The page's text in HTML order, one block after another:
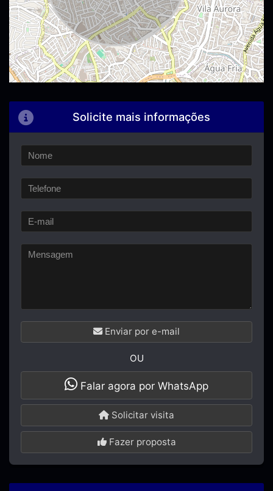
Solicite mais informações
Enviar por e-mail
OU
Falar agora por WhatsApp
Solicitar visita
Fazer proposta